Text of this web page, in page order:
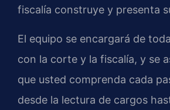
fiscalía construye y presenta
El equipo se encargará de
con la corte y la fiscalía, y se
que usted comprenda cada
desde la lectura de cargos